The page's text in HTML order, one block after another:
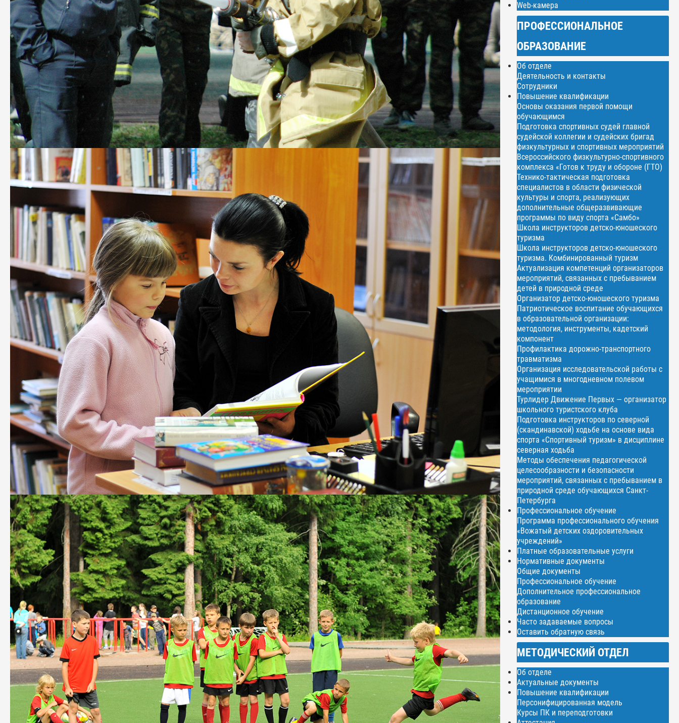
Web-камера
ПРОФЕССИОНАЛЬНОЕ
ОБРАЗОВАНИЕ
Об отделе
Деятельность и контакты
Сотрудники
Повышение квалификации
Основы оказания первой помощи
обучающимся
Подготовка спортивных судей главной
судейской коллегии и судейских бригад
физкультурных и спортивных мероприятий
Всероссийского физкультурно-спортивного
комплекса «Готов к труду и обороне (ГТО)
Технико-тактическая подготовка
специалистов в области физической
культуры и спорта, реализующих
дополнительные общеразвивающие
программы по виду спорта «Самбо»
Школа инструкторов детско-юношеского
туризма
Школа инструкторов детско-юношеского
туризма. Комбинированный туризм
Актуализация компетенций организаторов
мероприятий, связанных с пребыванием
детей в природной среде
Организатор детско-юношеского туризма
Патриотическое воспитание обучающихся
в образовательной организации:
методология, инструменты, кадетский
компонент
Профилактика дорожно-транспортного
травматизма
Организация исследовательской работы с
учащимися в многодневном полевом
мероприятии
Турлидер Движение Первых — организатор
школьного туристского клуба
Подготовка инструкторов по северной
(скандинавской) ходьбе на основе вида
спорта «Спортивный туризм» в дисциплине
северная ходьба
Методы обеспечения педагогической
целесообразности и безопасности
мероприятий, связанных с пребыванием в
природной среде обучающихся Санкт-
Петербурга
Профессиональное обучение
Программа профессионального обучения
«Вожатый детских оздоровительных
учреждений»
Платные образовательные услуги
Нормативные документы
Общие документы
Профессиональное обучение
Дополнительное профессиональное
образование
Дистанционное обучение
Часто задаваемые вопросы
Оставить обратную связь
МЕТОДИЧЕСКИЙ ОТДЕЛ
Об отделе
Актуальные документы
Повышение квалификации
Персонифицированная модель
Курсы ПК и переподготовки